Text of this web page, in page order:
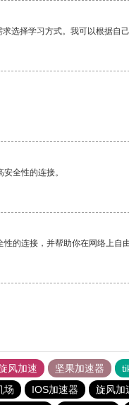
选择学习方式。我可以根据自
全性的连接。
的连接，并帮助你在网络上自由
风加速 坚果加速器
场 IOS加速器 旋风加